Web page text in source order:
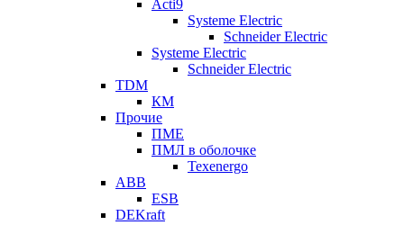
Acti9
Systeme Electric
Schneider Electric
Systeme Electric
Schneider Electric
TDM
КМ
Прочие
ПМЕ
ПМЛ в оболочке
Texenergo
ABB
ESB
DEKraft